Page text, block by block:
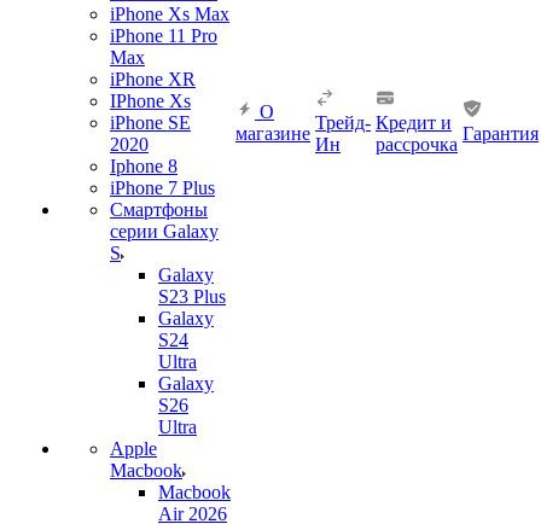
iPhone Xs Max
iPhone 11 Pro
Max
iPhone XR
IPhone Xs
iPhone SE
2020
Iphone 8
iPhone 7 Plus
Смартфоны
серии Galaxy
S
Galaxy
S23 Plus
Galaxy
S24
Ultra
Galaxy
S26
Ultra
Apple
Macbook
Macbook
Air 2026
О
магазине
Трейд-
Ин
Кредит и
рассрочка
Гарантия